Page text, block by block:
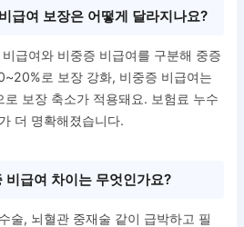
급여 보장은 어떻게 달라지나요?
급여와 비중증 비급여를 구분해 중증
로 보장 강화, 비중증 비급여는
보장 축소가 적용돼요. 보험료 누수
더 명확해졌습니다.
비급여 차이는 무엇인가요?
술, 뇌혈관 중재술 같이 급박하고 필